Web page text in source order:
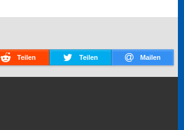
Teilen Teilen Mailen